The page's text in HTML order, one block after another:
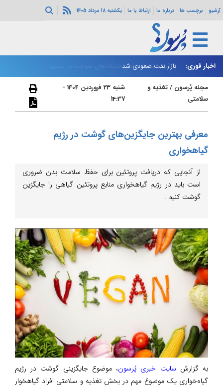
آرشیو برچسب ها درباره ما ارتباط با ما یکشنبه 18 مرداد 1405
اخبار فوری: بازار نفت صعودی شد
مجله پُرسون /تغذیه و
سلامتی
شنبه 23 فروردین 1404 -
14:37
معرفی بهترین جایگزین‌های گوشت در رژیم
گیاهخواری
از آنجایی که دریافت پروتئین برای حفظ سلامت بدن ضروری
است باید در رژیم گیاهخواری منابع پروتئین گیاهی را جایگزین
گوشت کنیم .
به گزارش سایت خبری پُرسون، موضوع جایگزینی گوشت در رژیم
گیاه‌خواری یک موضوع مهم در بخش تغذیه و سلامتی افراد گیاهخوار